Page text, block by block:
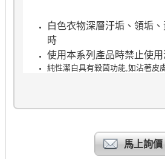
白色衣物深層汙垢、領垢
時
使用本系列產品時禁止使用
純性潔白具有殺菌功能,如沾著皮
馬上詢價